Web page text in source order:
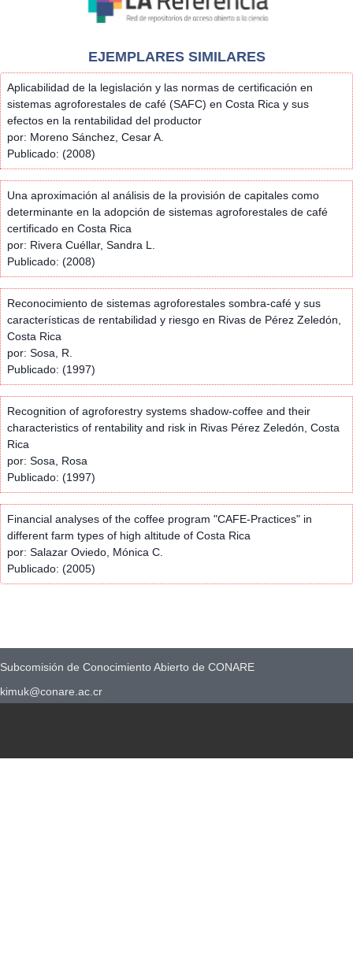
EJEMPLARES SIMILARES
Aplicabilidad de la legislación y las normas de certificación en
sistemas agroforestales de café (SAFC) en Costa Rica y sus
efectos en la rentabilidad del productor
por: Moreno Sánchez, Cesar A.
Publicado: (2008)
Una aproximación al análisis de la provisión de capitales como
determinante en la adopción de sistemas agroforestales de café
certificado en Costa Rica
por: Rivera Cuéllar, Sandra L.
Publicado: (2008)
Reconocimiento de sistemas agroforestales sombra-café y sus
características de rentabilidad y riesgo en Rivas de Pérez Zeledón,
Costa Rica
por: Sosa, R.
Publicado: (1997)
Recognition of agroforestry systems shadow-coffee and their
characteristics of rentability and risk in Rivas Pérez Zeledón, Costa
Rica
por: Sosa, Rosa
Publicado: (1997)
Financial analyses of the coffee program "CAFE-Practices" in
different farm types of high altitude of Costa Rica
por: Salazar Oviedo, Mónica C.
Publicado: (2005)
Subcomisión de Conocimiento Abierto de CONARE
kimuk@conare.ac.cr